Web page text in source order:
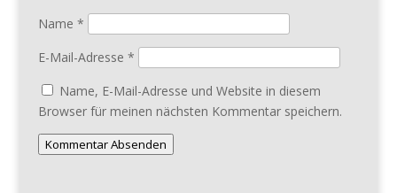
Name *
E-Mail-Adresse *
Name, E-Mail-Adresse und Website in diesem
Browser für meinen nächsten Kommentar speichern.
Kommentar Absenden